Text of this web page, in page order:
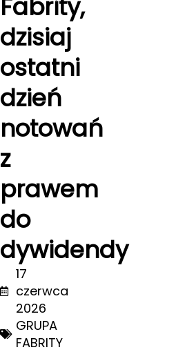
Fabrity,
dzisiaj
ostatni
dzień
notowań
z
prawem
do
dywidendy
17
czerwca
2026
GRUPA
FABRITY